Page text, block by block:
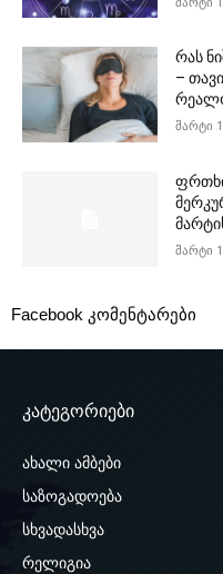
რას
–
მარტი
მარტი
Facebook კომენტარები
კატეგორიები
ახალი ამბები
საზოგადოება
სხვადასხვა
რელიგია